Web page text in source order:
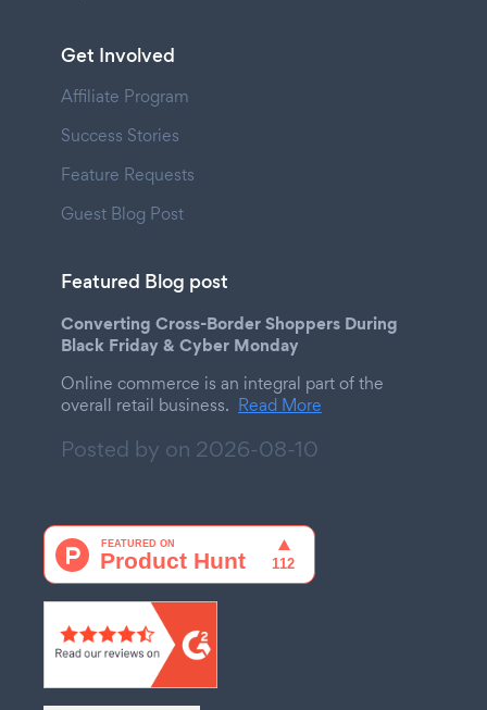
Get Involved
Affiliate Program
Success Stories
Feature Requests
Guest Blog Post
Featured Blog post
Converting Cross-Border Shoppers During
Black Friday & Cyber Monday
Online commerce is an integral part of the
overall retail business. Read More
Posted by on 2026-08-10